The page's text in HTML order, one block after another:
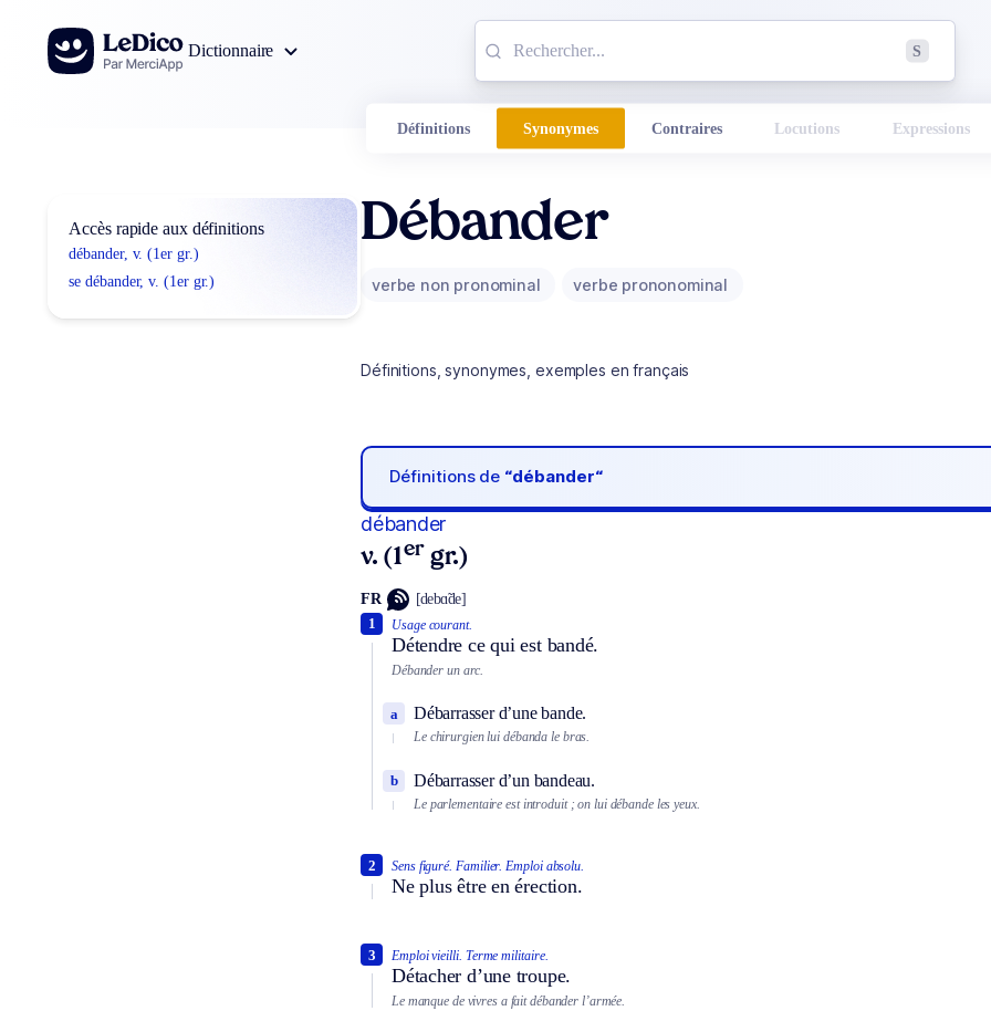
Aller au contenu
Dictionnaire
S
Définitions Synonymes Contraires Locutions Expressions
Accès rapide aux définitions
débander, v. (1er gr.)
se débander, v. (1er gr.)
Débander
verbe non pronominal verbe prononominal
Définitions, synonymes, exemples en français
Définitions de “débander“
débander
v. (1er gr.)
FR [debɑ̃de]
Usage courant.
Détendre ce qui est bandé.
1
Débander un arc.
Débarrasser d’une bande.
a
Le chirurgien lui débanda le bras.
Débarrasser d’un bandeau.
b
Le parlementaire est introduit ; on lui débande les yeux.
Sens figuré. Familier. Emploi absolu.
Ne plus être en érection.
2
Emploi vieilli. Terme militaire.
Détacher d’une troupe.
3
Le manque de vivres a fait débander l’armée.